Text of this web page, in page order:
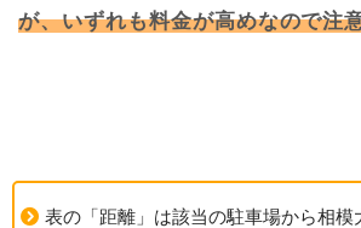
が、いずれも料金が高めなので注
表の「距離」は該当の駐車場から相模